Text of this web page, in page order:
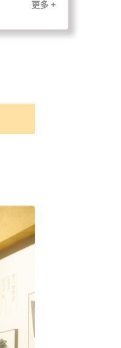
更多 +